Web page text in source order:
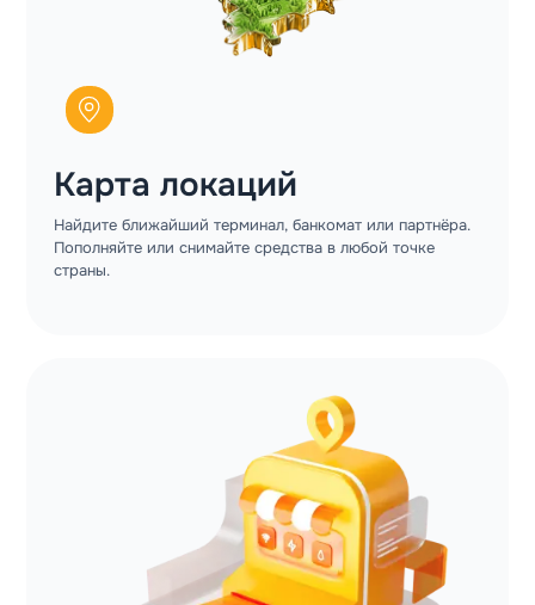
Карта локаций
Найдите ближайший терминал, банкомат или партнёра.
Пополняйте или снимайте средства в любой точке
страны.